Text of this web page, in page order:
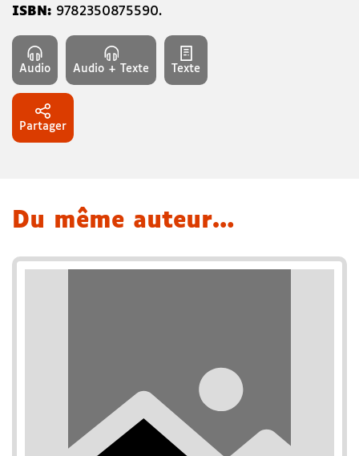
ISBN: 9782350875590.
Audio Audio + Texte Texte
Partager
Du même auteur…